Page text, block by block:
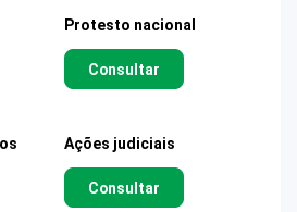
Protesto nacional
Consultar
Ações judiciais
Consultar